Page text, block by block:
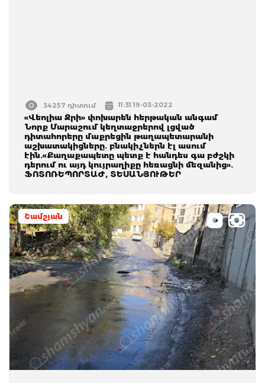
34257 դիտում 11:31 19-03-2022
«Վեոլիա Ջրի» փոխարեն հերթական անգամ
Նորք Մարաշում կեղտաջրերով լցված
դիտահորերը մաքրեցին թաղապետարանի
աշխատակիցները. բնակիչներն էլ ասում
էին.«Քաղաքապետը պետք է հանդես գա բժշկի
դերում ու այդ կույրաղիքը հեռացնի մեզանից».
ՖՈՏՈՌԵՊՈՐՏԱԺ, ՏԵՍԱՆՅՈՒԹԵՐ
Շամշյան